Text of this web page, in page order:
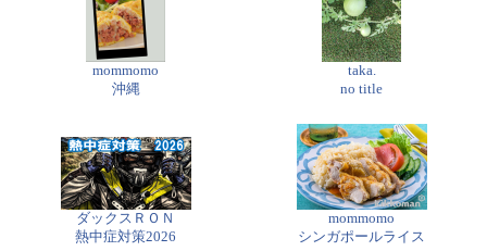
mommomo
沖縄
taka.
no title
ダックスＲＯＮ
熱中症対策2026
mommomo
シンガポールライス